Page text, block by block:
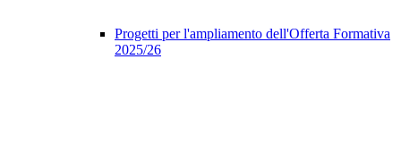
Progetti per l'ampliamento dell'Offerta Formativa
2025/26